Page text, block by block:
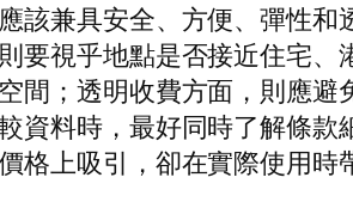
兼具安全、方便、彈性和
要視乎地點是否接近住宅、
間；透明收費方面，則應避
資料時，最好同時了解條款
上吸引，卻在實際使用時